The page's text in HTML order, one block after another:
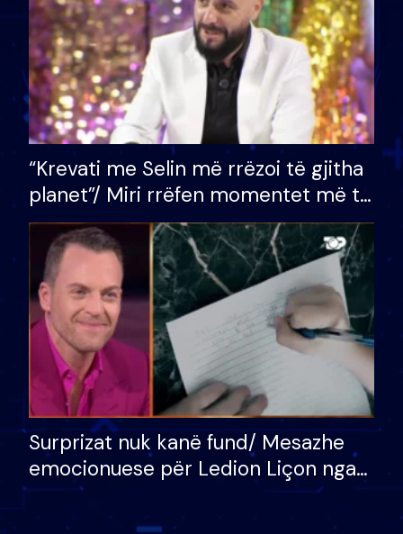
“Krevati me Selin më rrëzoi të gjitha
planet”/ Miri rrëfen momentet më të
bukura në shtëpinë e BB VIP: Do më
mungojë zilja e mëngjesit kur…
Surprizat nuk kanë fund/ Mesazhe
emocionuese për Ledion Liçon nga
nëna dhe fëmijët e tij, moderatori
nuk i mban dot lotët: Nuk meritoj…